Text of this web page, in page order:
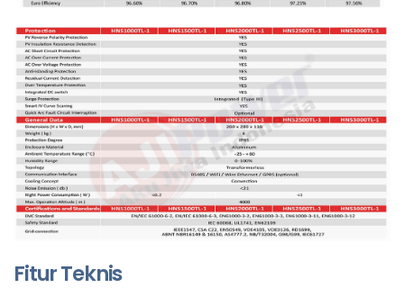
Fitur Teknis